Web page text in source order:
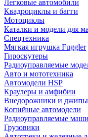
Легковые автомобили
Квадроциклы и багги
Мотоциклы
Каталки и модели для
Спецтехника
Мягкая игрушка Fuggler
Гироскутеры
Радиоуправляемые
Авто и мототехника
Автомодели HSP
Краулеры и амфибии
Внедорожники и джипы
Копийные автомодели
Радиоуправляемые
Грузовики